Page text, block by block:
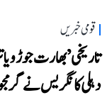
قومی خبریں
تاریخی ’بھارت جوڑو
دہلی کانگریس نے